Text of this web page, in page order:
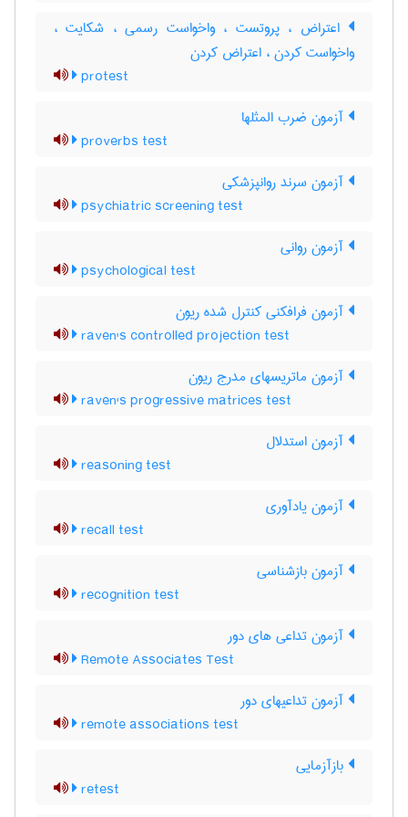
اعتراض ، پروتست ، واخواست رسمی ، شکایت ،
واخواست کردن ، اعتراض کردن
protest
آزمون ضرب المثلها
proverbs test
آزمون سرند روانپزشکی
psychiatric screening test
آزمون روانی
psychological test
آزمون فرافکنی کنترل شده ریون
raven's controlled projection test
آزمون ماتریسهای مدرج ریون
raven's progressive matrices test
آزمون استدلال
reasoning test
آزمون یادآوری
recall test
آزمون بازشناسی
recognition test
آزمون تداعی های دور
Remote Associates Test
آزمون تداعیهای دور
remote associations test
بازآزمایی
retest